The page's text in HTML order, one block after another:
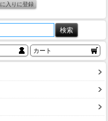
カート